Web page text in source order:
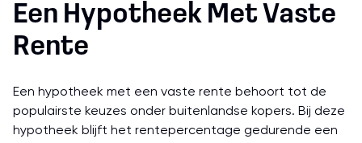
Een Hypotheek Met Vaste
Rente
Een hypotheek met een vaste rente behoort tot de
populairste keuzes onder buitenlandse kopers. Bij deze
hypotheek blijft het rentepercentage gedurende een